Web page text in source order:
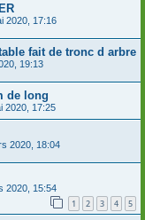
2020, 17:16
fait de tronc d arbre
19:13
de long
2020, 17:25
2020, 18:04
2020, 15:54
1 2 3 4 5